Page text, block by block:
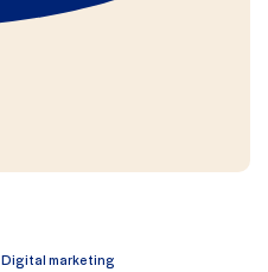
Digital marketing